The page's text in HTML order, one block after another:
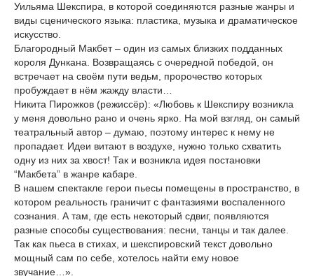
Уильяма Шекспира, в которой соединяются разные жанры и
виды сценического языка: пластика, музыка и драматическое
искусство.
Благородный Макбет – один из самых близких подданных
короля Дункана. Возвращаясь с очередной победой, он
встречает на своём пути ведьм, пророчество которых
пробуждает в нём жажду власти…
Никита Пирожков (режиссёр): «Любовь к Шекспиру возникла
у меня довольно рано и очень ярко. На мой взгляд, он самый
театральный автор – думаю, поэтому интерес к нему не
пропадает. Идеи витают в воздухе, нужно только схватить
одну из них за хвост! Так и возникла идея постановки
“Макбета” в жанре кабаре.
В нашем спектакле герои пьесы помещены в пространство, в
котором реальность граничит с фантазиями воспаленного
сознания. А там, где есть некоторый сдвиг, появляются
разные способы существования: песни, танцы и так далее.
Так как пьеса в стихах, и шекспировский текст довольно
мощный сам по себе, хотелось найти ему новое
звучание…».